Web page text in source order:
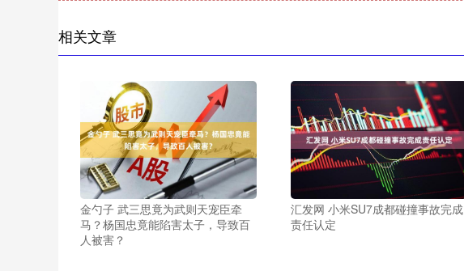
相关文章
金勺子 武三思竟为武则天宠臣牵
马？杨国忠竟能陷害太子，导致百
人被害？
汇发网 小米SU7成都碰撞事故完成
责任认定